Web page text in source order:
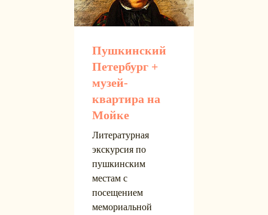
Пушкинский
Петербург +
музей-
квартира на
Мойке
Литературная
экскурсия по
пушкинским
местам с
посещением
мемориальной